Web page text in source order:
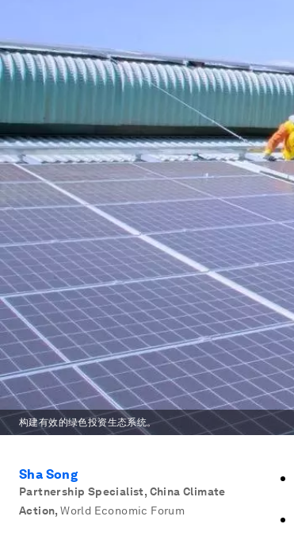
构建有效的绿色投资生态系统。
Sha Song
Partnership Specialist, China Climate
Action, World Economic Forum